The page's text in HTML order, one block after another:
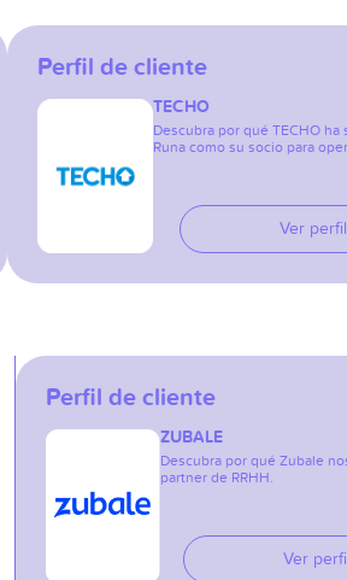
Perfil de cliente
TECHO
Descubra por qué TECHO ha
Runa como su socio para
Ver perfil
Perfil de cliente
ZUBALE
Descubra por qué Zubale
partner de RRHH.
Ver